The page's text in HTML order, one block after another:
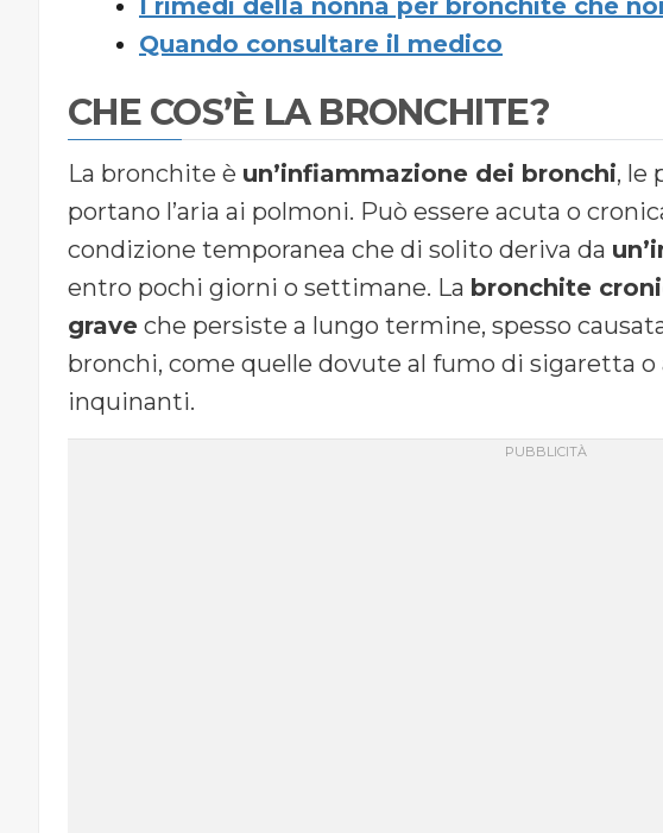
I rimedi della nonna per bronchite che
Quando consultare il medico
CHE COS’È LA BRONCHITE?
La bronchite è un’infiammazione dei bronchi, le
portano l’aria ai polmoni. Può essere acuta o
condizione temporanea che di solito deriva da
entro pochi giorni o settimane. La bronchite
grave che persiste a lungo termine, spesso
bronchi, come quelle dovute al fumo di sigaretta o
inquinanti.